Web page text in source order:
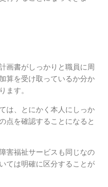
書がしっかりと職員に周
算を受け取っているか分か
ます。
、とにかく本人にしっか
点を確認することになると
福祉サービスも同じなの
ては明確に区分することが